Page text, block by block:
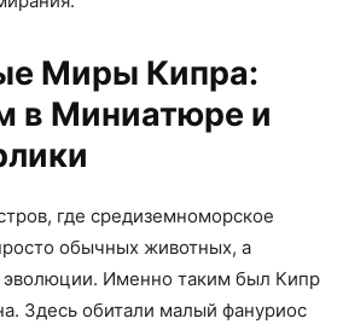
Миры Кипра:
в Миниатюре и
где средиземноморское
обычных животных, а
Именно таким был Кипр
Здесь обитали малый фануриос